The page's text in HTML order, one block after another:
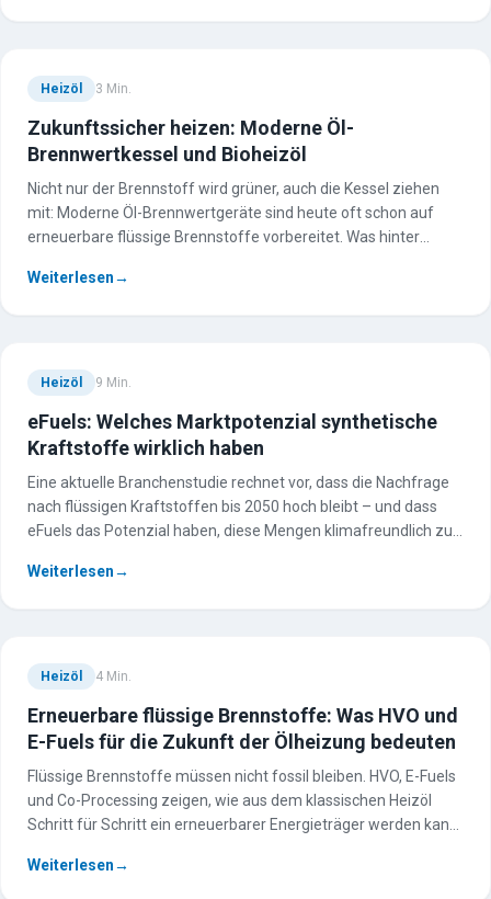
Heizöl 3 Min.
Zukunftssicher heizen: Moderne Öl-
Brennwertkessel und Bioheizöl
Nicht nur der Brennstoff wird grüner, auch die Kessel ziehen
mit: Moderne Öl-Brennwertgeräte sind heute oft schon auf
erneuerbare flüssige Brennstoffe vorbereitet. Was hinter
Weiterlesen→
Heizöl 9 Min.
eFuels: Welches Marktpotenzial synthetische
Kraftstoffe wirklich haben
Eine aktuelle Branchenstudie rechnet vor, dass die Nachfrage
nach flüssigen Kraftstoffen bis 2050 hoch bleibt – und dass
eFuels das Potenzial haben, diese Mengen klimafreundlich zu
Weiterlesen→
Heizöl 4 Min.
Erneuerbare flüssige Brennstoffe: Was HVO und
E-Fuels für die Zukunft der Ölheizung bedeuten
Flüssige Brennstoffe müssen nicht fossil bleiben. HVO, E-Fuels
und Co-Processing zeigen, wie aus dem klassischen Heizöl
Schritt für Schritt ein erneuerbarer Energieträger werden kann
Weiterlesen→